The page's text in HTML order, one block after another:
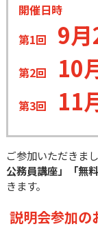
開催日時
第1回 9月
第2回
10
第3回
11
ご参加いただきま
公務員講座」「無
きます。
説明会参加の